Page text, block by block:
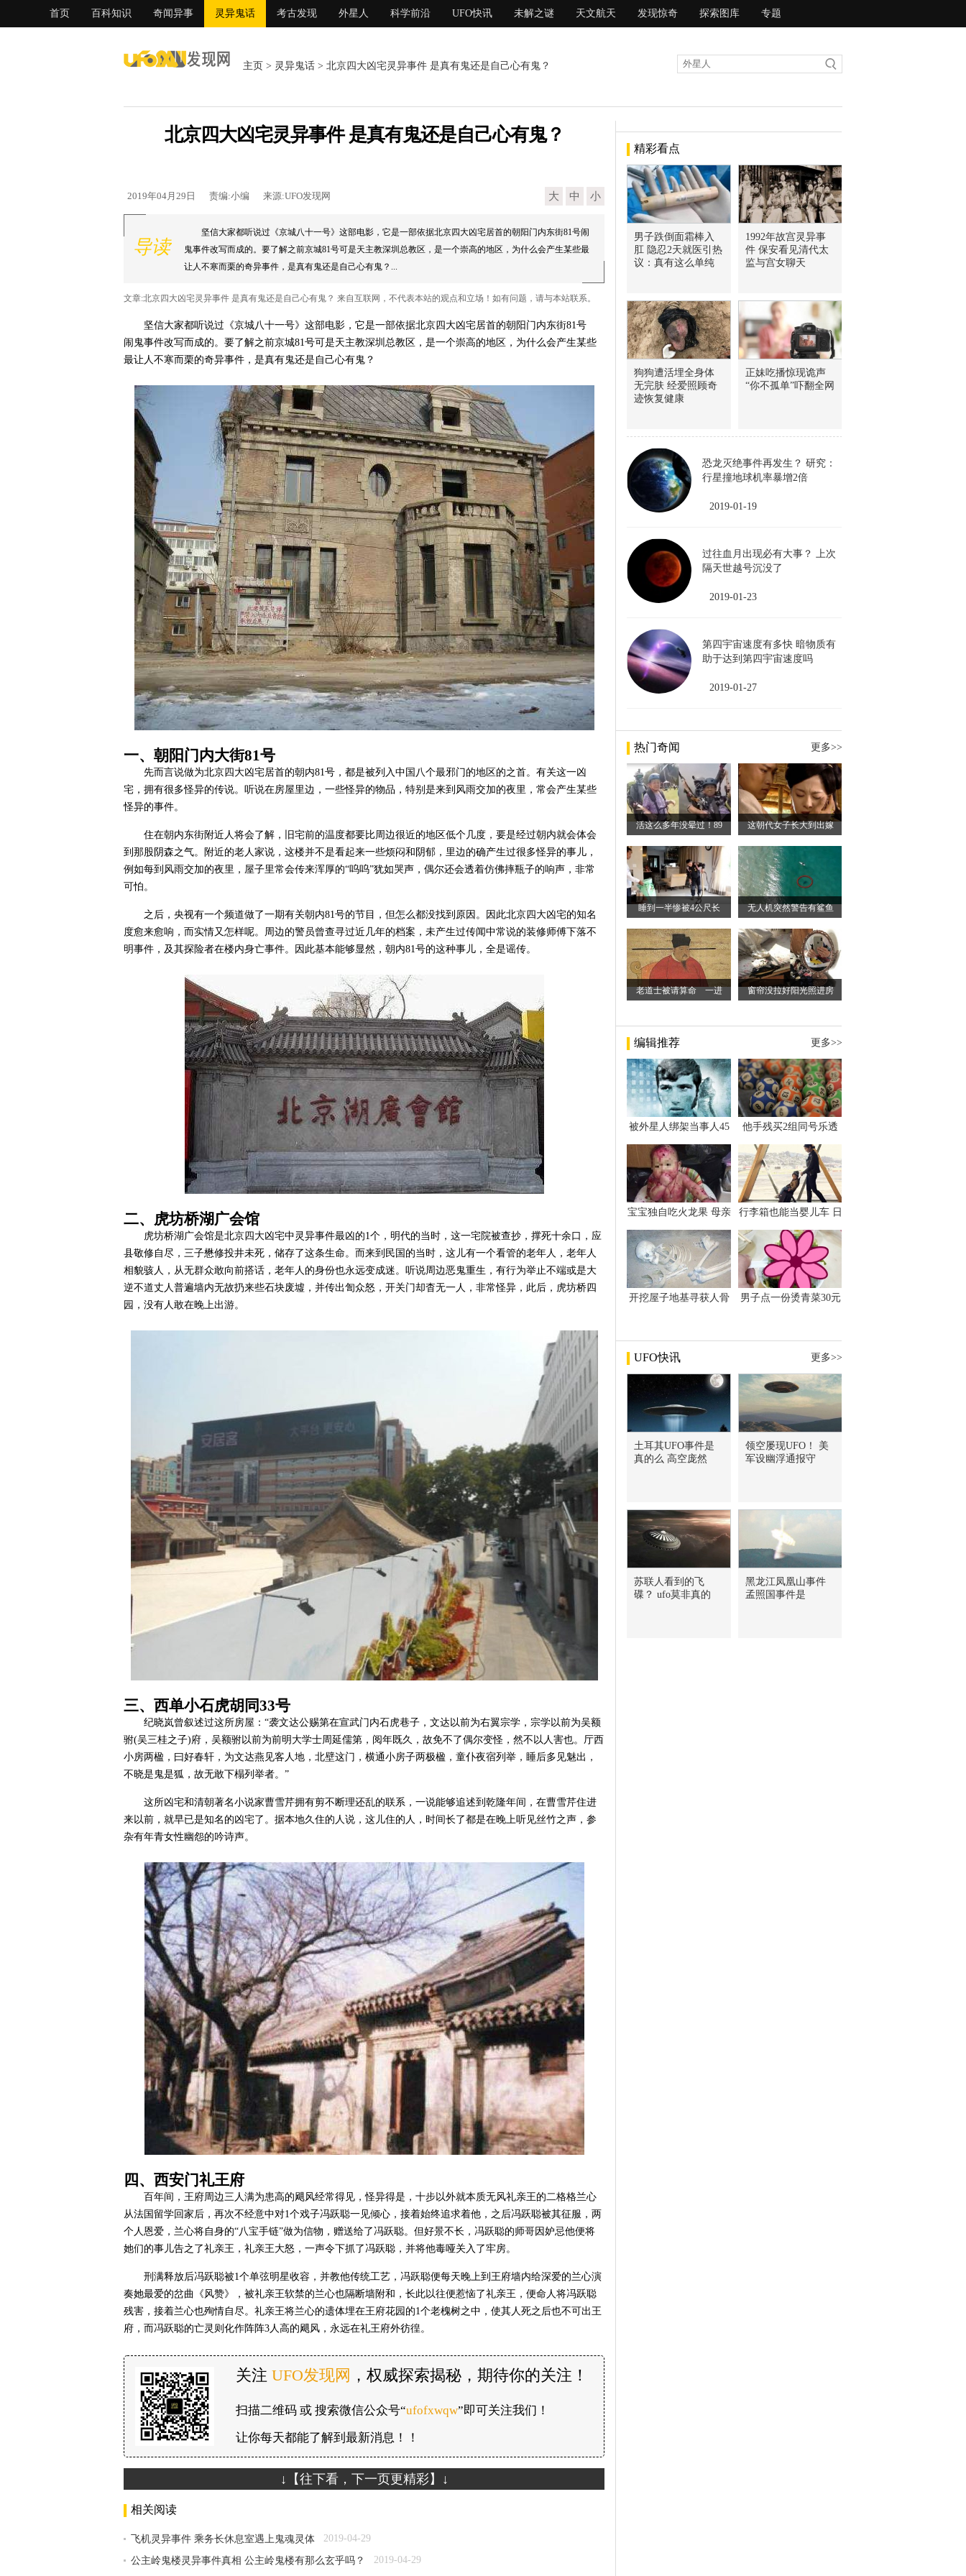
首页 百科知识 奇闻异事 灵异鬼话 考古发现 外星人 科学前沿 UFO快讯 未解之谜 天文航天 发现惊奇 探索图库 专题
主页 > 灵异鬼话 > 北京四大凶宅灵异事件 是真有鬼还是自己心有鬼？
北京四大凶宅灵异事件 是真有鬼还是自己心有鬼？
2019年04月29日 责编:小编 来源:UFO发现网 大 中 小
导读
坚信大家都听说过《京城八十一号》这部电影，它是一部依据北京四大凶宅居首的朝阳门内东街81号闹
鬼事件改写而成的。要了解之前京城81号可是天主教深圳总教区，是一个崇高的地区，为什么会产生某些最
让人不寒而栗的奇异事件，是真有鬼还是自己心有鬼？...
文章:北京四大凶宅灵异事件 是真有鬼还是自己心有鬼？ 来自互联网，不代表本站的观点和立场！如有问题，请与本站联系。
坚信大家都听说过《京城八十一号》这部电影，它是一部依据北京四大凶宅居首的朝阳门内东街81号
闹鬼事件改写而成的。要了解之前京城81号可是天主教深圳总教区，是一个崇高的地区，为什么会产生某些
最让人不寒而栗的奇异事件，是真有鬼还是自己心有鬼？
一、朝阳门内大街81号
先而言说做为北京四大凶宅居首的朝内81号，都是被列入中国八个最邪门的地区的之首。有关这一凶
宅，拥有很多怪异的传说。听说在房屋里边，一些怪异的物品，特别是来到风雨交加的夜里，常会产生某些
怪异的事件。
住在朝内东街附近人将会了解，旧宅前的温度都要比周边很近的地区低个几度，要是经过朝内就会体会
到那股阴森之气。附近的老人家说，这楼并不是看起来一些烦闷和阴郁，里边的确产生过很多怪异的事儿，
例如每到风雨交加的夜里，屋子里常会传来浑厚的“呜呜”犹如哭声，偶尔还会透着仿佛摔瓶子的响声，非常
可怕。
之后，央视有一个频道做了一期有关朝内81号的节目，但怎么都没找到原因。因此北京四大凶宅的知名
度愈来愈响，而实情又怎样呢。周边的警员曾查寻过近几年的档案，未产生过传闻中常说的装修师傅下落不
明事件，及其探险者在楼内身亡事件。因此基本能够显然，朝内81号的这种事儿，全是谣传。
二、虎坊桥湖广会馆
虎坊桥湖广会馆是北京四大凶宅中灵异事件最凶的1个，明代的当时，这一宅院被查抄，撑死十余口，应
县敬修自尽，三子懋修投井未死，储存了这条生命。而来到民国的当时，这儿有一个看管的老年人，老年人
相貌骇人，从无群众敢向前搭话，老年人的身份也永远变成迷。听说周边恶鬼重生，有行为举止不端或是大
逆不道丈人普遍墙内无故扔来些石块废墟，并传出訇众怒，开关门却杳无一人，非常怪异，此后，虎坊桥四
园，没有人敢在晚上出游。
三、西单小石虎胡同33号
纪晓岚曾叙述过这所房屋：“袭文达公赐第在宣武门内石虎巷子，文达以前为右翼宗学，宗学以前为吴额
驸(吴三桂之子)府，吴额驸以前为前明大学士周延儒第，阅年既久，故免不了偶尔变怪，然不以人害也。厅西
小房两楹，曰好春轩，为文达燕见客人地，北壁这门，横通小房子两极楹，童仆夜宿列举，睡后多见魅出，
不晓是鬼是狐，故无敢下榻列举者。”
这所凶宅和清朝著名小说家曹雪芹拥有剪不断理还乱的联系，一说能够追述到乾隆年间，在曹雪芹住进
来以前，就早已是知名的凶宅了。据本地久住的人说，这儿住的人，时间长了都是在晚上听见丝竹之声，参
杂有年青女性幽怨的吟诗声。
四、西安门礼王府
百年间，王府周边三人满为患高的飓风经常得见，怪异得是，十步以外就本质无风礼亲王的二格格兰心
从法国留学回家后，再次不经意中对1个戏子冯跃聪一见倾心，接着始终追求着他，之后冯跃聪被其征服，两
个人恩爱，兰心将自身的“八宝手链”做为信物，赠送给了冯跃聪。但好景不长，冯跃聪的师哥因妒忌他便将
她们的事儿告之了礼亲王，礼亲王大怒，一声令下抓了冯跃聪，并将他毒哑关入了牢房。
刑满释放后冯跃聪被1个单弦明星收容，并教他传统工艺，冯跃聪便每天晚上到王府墙内给深爱的兰心演
奏她最爱的岔曲《风赞》，被礼亲王软禁的兰心也隔断墙附和，长此以往便惹恼了礼亲王，便命人将冯跃聪
残害，接着兰心也殉情自尽。礼亲王将兰心的遗体埋在王府花园的1个老槐树之中，使其人死之后也不可出王
府，而冯跃聪的亡灵则化作阵阵3人高的飓风，永远在礼王府外彷徨。
关注 UFO发现网 ，权威探索揭秘，期待你的关注！
扫描二维码 或 搜索微信公众号“ufofxwqw”即可关注我们！
让你每天都能了解到最新消息！！
↓【往下看，下一页更精彩】↓
相关阅读
飞机灵异事件 乘务长休息室遇上鬼魂灵体 2019-04-29
公主岭鬼楼灵异事件真相 公主岭鬼楼有那么玄乎吗？ 2019-04-29
精彩看点
男子跌倒面霜棒入
肛 隐忍2天就医引热
议：真有这么单纯
1992年故宫灵异事
件 保安看见清代太
监与宫女聊天
狗狗遭活埋全身体
无完肤 经爱照顾奇
迹恢复健康
正妹吃播惊现诡声
“你不孤单”吓翻全网
恐龙灭绝事件再发生？ 研究：
行星撞地球机率暴增2倍
2019-01-19
过往血月出现必有大事？ 上次
隔天世越号沉没了
2019-01-23
第四宇宙速度有多快 暗物质有
助于达到第四宇宙速度吗
2019-01-27
热门奇闻 更多>>
活这么多年没晕过！89 这朝代女子长大到出嫁
睡到一半惨被4公尺长 无人机突然警告有鲨鱼
老道士被请算命 一进 窗帘没拉好阳光照进房
编辑推荐 更多>>
被外星人绑架当事人45
斯卡古拉事件
他手残买2组同号乐透
万
宝宝独自吃火龙果 母亲
行李箱也能当婴儿车 日
开挖屋子地基寻获人骨
男子点一份烫青菜30元
UFO快讯 更多>>
土耳其UFO事件是
真的么 高空庞然
领空屡现UFO！ 美
军设幽浮通报守
苏联人看到的飞
碟？ ufo莫非真的
黑龙江凤凰山事件
孟照国事件是